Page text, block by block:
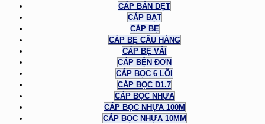
CÁP BẢN DẸT
CÁP BẠT
CÁP BẸ
CÁP BẸ CẨU HÀNG
CÁP BẸ VẢI
CÁP BỆN ĐƠN
CÁP BỌC 6 LÕI
CÁP BỌC D1.7
CÁP BỌC NHỰA
CÁP BỌC NHỰA 100M
CÁP BỌC NHỰA 10MM